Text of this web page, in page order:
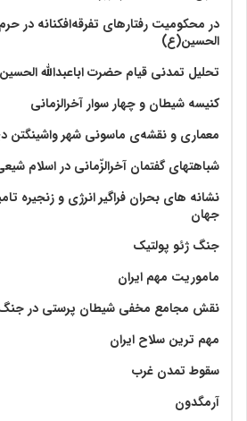
در محکومیت رفتارهای تفرقه‌افکنانه در
الحسین(ع)
تحلیل تمدنی قیام حضرت اباعبدالله الحسین
کنیسه شیطان و چهار سوار آخرالزمانی
معماری و نقشه‌ی ماسونی شهر
شباهتهای گفتمان آخر‌الزّمانی در اسلام
نشانه های بحران فراگیر انرژی و زنجیره
جهان
جنگ ژئو پولتیک
ماموریت مهم ایران
نقش مجامع مخفی شیطان پرستی در جنگ
مهم ترین سلاح ایران
سقوط تمدن غرب
آرمگدون